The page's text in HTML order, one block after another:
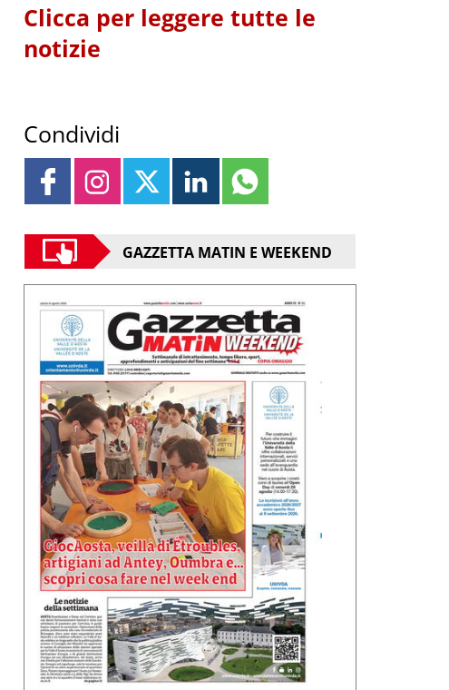
Clicca per leggere tutte le
notizie
Condividi
GAZZETTA MATIN E WEEKEND